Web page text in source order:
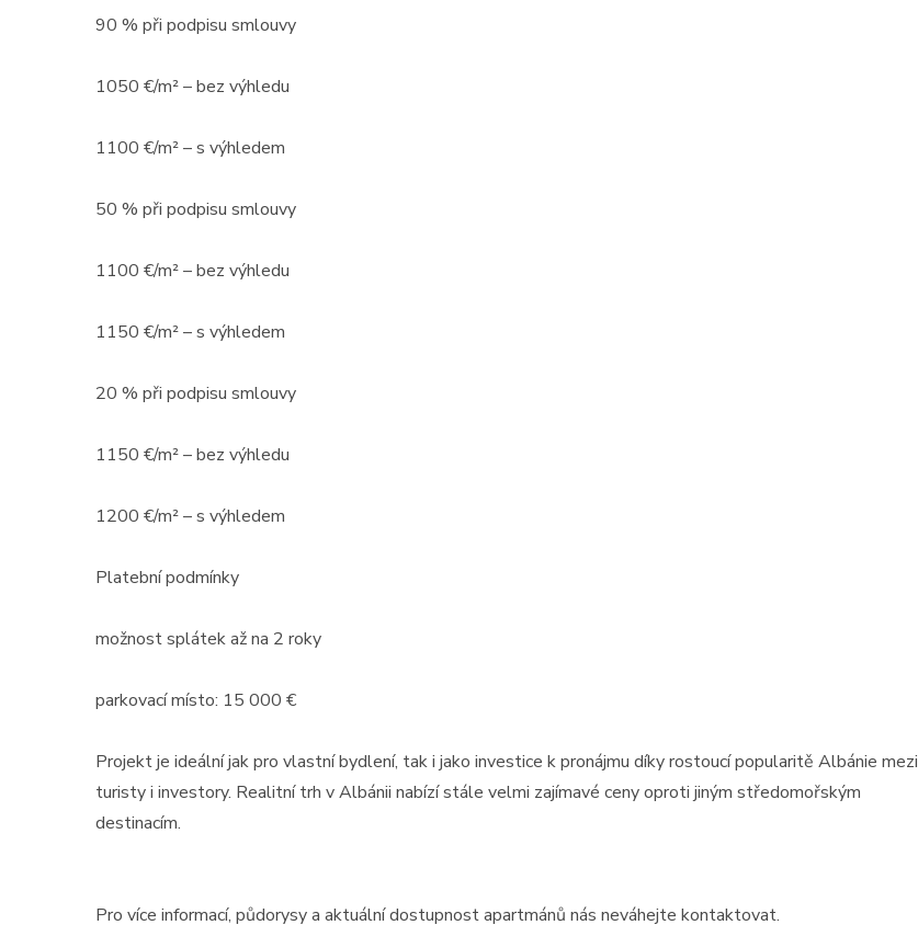
90 % při podpisu smlouvy
1050 €/m² – bez výhledu
1100 €/m² – s výhledem
50 % při podpisu smlouvy
1100 €/m² – bez výhledu
1150 €/m² – s výhledem
20 % při podpisu smlouvy
1150 €/m² – bez výhledu
1200 €/m² – s výhledem
Platební podmínky
možnost splátek až na 2 roky
parkovací místo: 15 000 €
Projekt je ideální jak pro vlastní bydlení, tak i jako investice k pronájmu díky rostoucí popularitě Albánie mezi
turisty i investory. Realitní trh v Albánii nabízí stále velmi zajímavé ceny oproti jiným středomořským
destinacím.
Pro více informací, půdorysy a aktuální dostupnost apartmánů nás neváhejte kontaktovat.
výjimečné studio v první linii
u moře ...
Cena: 100 000 EUR(za nemovitost)
velikosti 416m2 + terasa -
střecha ...